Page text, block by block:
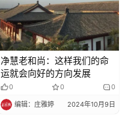
净慧老和尚：这样我们的命
运就会向好的方向发展
0 0 0
编辑：庄雅婷 2024年10月9日